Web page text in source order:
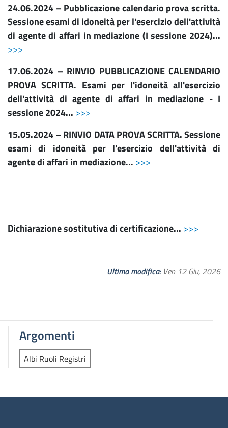
24.06.2024 – Pubblicazione calendario prova scritta.
Sessione esami di idoneità per l'esercizio dell'attività
di agente di affari in mediazione (I sessione 2024)...
>>>
17.06.2024 – RINVIO PUBBLICAZIONE CALENDARIO
PROVA SCRITTA. Esami per l'idoneità all'esercizio
dell'attività di agente di affari in mediazione - I
sessione 2024... >>>
15.05.2024 – RINVIO DATA PROVA SCRITTA. Sessione
esami di idoneità per l'esercizio dell'attività di
agente di affari in mediazione... >>>
Dichiarazione sostitutiva di certificazione... >>>
Ultima modifica Ven 12 Giu, 2026
Argomenti
Albi Ruoli Registri